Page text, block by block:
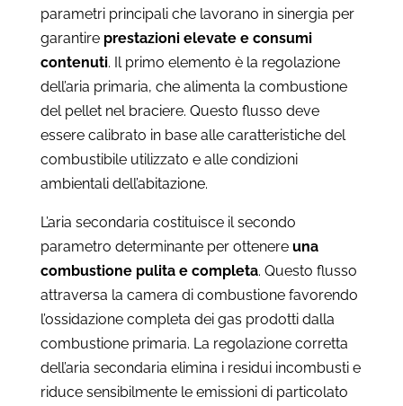
parametri principali che lavorano in sinergia per
garantire prestazioni elevate e consumi
contenuti. Il primo elemento è la regolazione
dell’aria primaria, che alimenta la combustione
del pellet nel braciere. Questo flusso deve
essere calibrato in base alle caratteristiche del
combustibile utilizzato e alle condizioni
ambientali dell’abitazione.
L’aria secondaria costituisce il secondo
parametro determinante per ottenere una
combustione pulita e completa. Questo flusso
attraversa la camera di combustione favorendo
l’ossidazione completa dei gas prodotti dalla
combustione primaria. La regolazione corretta
dell’aria secondaria elimina i residui incombusti e
riduce sensibilmente le emissioni di particolato